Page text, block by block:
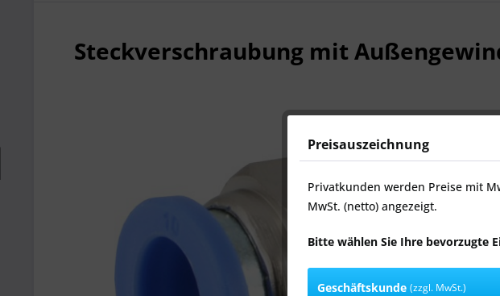
Steckverschraubung mit
Preisauszeichnung
Privatkunden werden Preise mit
MwSt. (netto) angezeigt.
Bitte wählen Sie Ihre bevorzugte
Geschäftskunde (zzgl. MwSt.)